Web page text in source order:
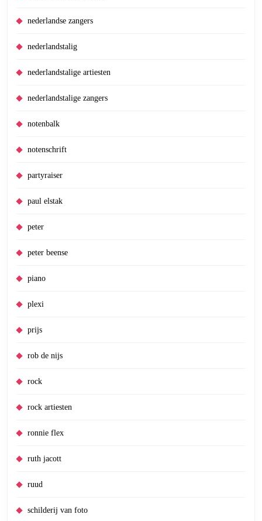
nederlandse zangers
nederlandstalig
nederlandstalige artiesten
nederlandstalige zangers
notenbalk
notenschrift
partyraiser
paul elstak
peter
peter beense
piano
plexi
prijs
rob de nijs
rock
rock artiesten
ronnie flex
ruth jacott
ruud
schilderij van foto